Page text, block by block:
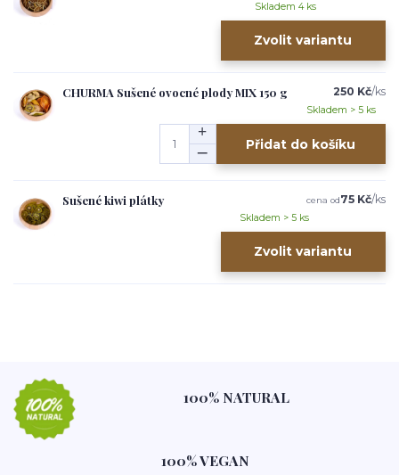
Skladem 4 ks
Zvolit variantu
CHURMA Sušené ovocné plody MIX 150 g 250 Kč/ks
Skladem > 5 ks
Přidat do košíku
Sušené kiwi plátky cena od75 Kč/ks
Skladem > 5 ks
Zvolit variantu
100% NATURAL
100% VEGAN